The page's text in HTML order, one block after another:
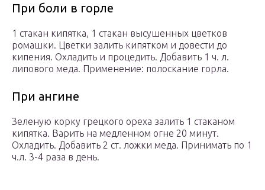
При боли в горле
1 стакан кипятка, 1 стакан высушенных цветков
ромашки. Цветки залить кипятком и довести до
кипения. Охладить и процедить. Добавить 1 ч. л.
липового меда. Применение: полоскание горла.
При ангине
Зеленую корку грецкого ореха залить 1 стаканом
кипятка. Варить на медленном огне 20 минут.
Охладить. Добавить 2 ст. ложки меда. Принимать по 1
ч.л. 3-4 раза в день.